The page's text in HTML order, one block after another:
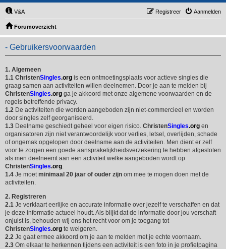
V&A Aanmelden
Registreer
Forumoverzicht
- Gebruikersvoorwaarden
1. Algemeen
1.1 ChristenSingles.org is een ontmoetingsplaats voor actieve singles die
graag samen aan activiteiten willen deelnemen. Door je aan te melden bij
ChristenSingles.org ga je akkoord met onze algemene voorwaarden en de
regels betreffende privacy.
1.2 De activiteiten die worden aangeboden zijn niet-commercieel en worden
door singles zelf georganiseerd.
1.3 Deelname geschiedt geheel voor eigen risico. ChristenSingles.org en
organisatoren zijn niet verantwoordelijk voor verlies, letsel, overlijden, schade
of ongemak opgelopen door deelname aan de activiteiten. Men dient er zelf
voor te zorgen een goede aansprakelijkheidsverzekering te hebben afgesloten
als men deelneemt aan een activiteit welke aangeboden wordt op
ChristenSingles.org.
1.4 Je moetminimaal 20 jaar of ouder zijn om mee te mogen doen met de
activiteiten.
2. Registreren
2.1 Je verklaart eerlijke en accurate informatie over jezelf te verschaffen en dat
je deze informatie actueel houdt. Als blijkt dat de informatie door jou verschaft
onjuist is, behouden wij ons het recht voor om je toegang tot
ChristenSingles.org te weigeren.
2.2 Je gaat ermee akkoord om je aan te melden met je echte voornaam.
2.3 Om elkaar te herkennen tijdens een activiteit is een foto in je profielpagina